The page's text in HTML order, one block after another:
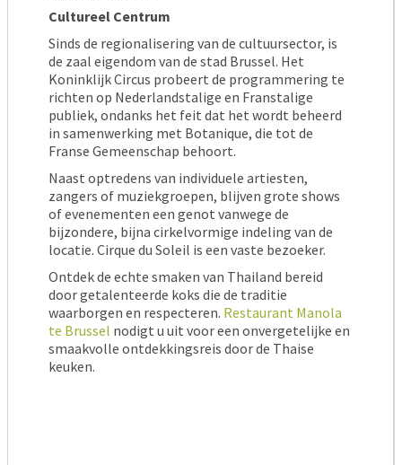
Cultureel Centrum
Sinds de regionalisering van de cultuursector, is
de zaal eigendom van de stad Brussel. Het
Koninklijk Circus probeert de programmering te
richten op Nederlandstalige en Franstalige
publiek, ondanks het feit dat het wordt beheerd
in samenwerking met Botanique, die tot de
Franse Gemeenschap behoort.
Naast optredens van individuele artiesten,
zangers of muziekgroepen, blijven grote shows
of evenementen een genot vanwege de
bijzondere, bijna cirkelvormige indeling van de
locatie. Cirque du Soleil is een vaste bezoeker.
Ontdek de echte smaken van Thailand bereid
door getalenteerde koks die de traditie
waarborgen en respecteren. Restaurant Manola
te Brussel nodigt u uit voor een onvergetelijke en
smaakvolle ontdekkingsreis door de Thaise
keuken.